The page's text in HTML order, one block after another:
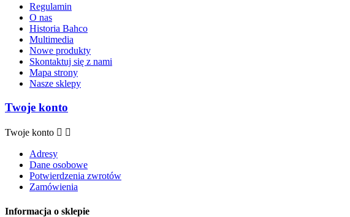
Regulamin
O nas
Historia Bahco
Multimedia
Nowe produkty
Skontaktuj się z nami
Mapa strony
Nasze sklepy
Twoje konto
Twoje konto  
Adresy
Dane osobowe
Potwierdzenia zwrotów
Zamówienia
Informacja o sklepie